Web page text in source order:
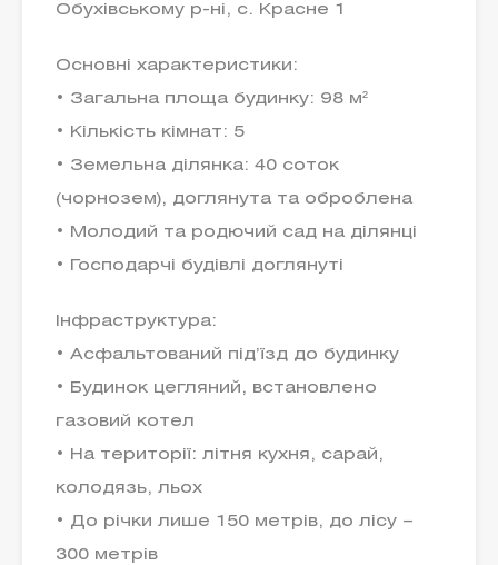
Обухівському р-ні, с. Красне 1
Основні характеристики:
• Загальна площа будинку: 98 м²
• Кількість кімнат: 5
• Земельна ділянка: 40 соток
(чорнозем), доглянута та оброблена
• Молодий та родючий сад на ділянці
• Господарчі будівлі доглянуті
Інфраструктура:
• Асфальтований під’їзд до будинку
• Будинок цегляний, встановлено
газовий котел
• На території: літня кухня, сарай,
колодязь, льох
• До річки лише 150 метрів, до лісу –
300 метрів